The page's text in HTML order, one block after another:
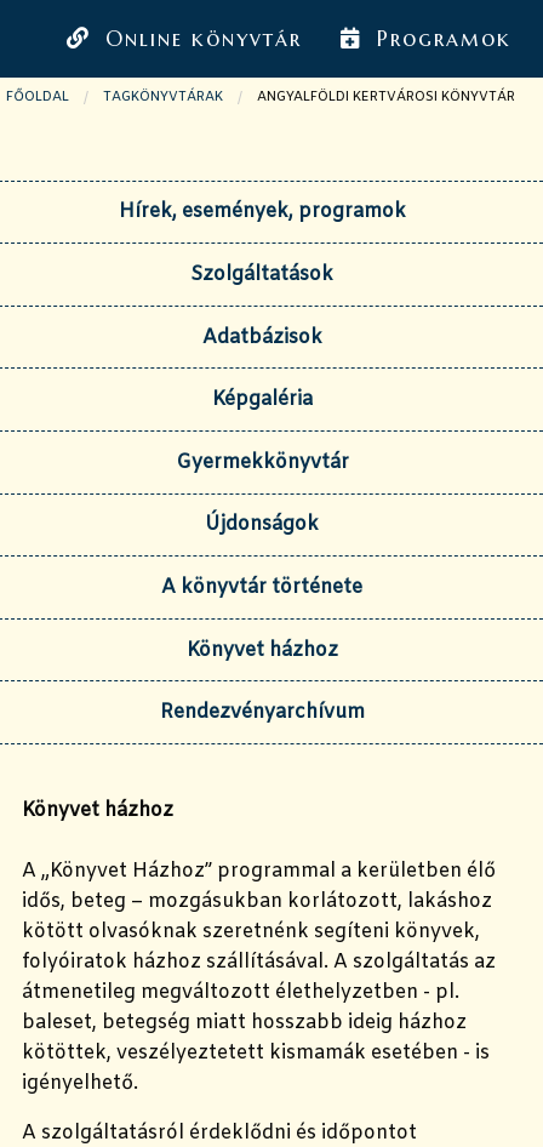
Online könyvtár Programok
FŐOLDAL TAGKÖNYVTÁRAK JELENLEGI OLDAL:
ANGYALFÖLDI KERTVÁROSI KÖNYVTÁR
Hírek, események, programok
Szolgáltatások
Adatbázisok
Képgaléria
Gyermekkönyvtár
Újdonságok
A könyvtár története
Könyvet házhoz
Rendezvényarchívum
Könyvet házhoz
A „Könyvet Házhoz” programmal a kerületben élő
idős, beteg – mozgásukban korlátozott, lakáshoz
kötött olvasóknak szeretnénk segíteni könyvek,
folyóiratok házhoz szállításával. A szolgáltatás az
átmenetileg megváltozott élethelyzetben - pl.
baleset, betegség miatt hosszabb ideig házhoz
kötöttek, veszélyeztetett kismamák esetében - is
igényelhető.
A szolgáltatásról érdeklődni és időpontot